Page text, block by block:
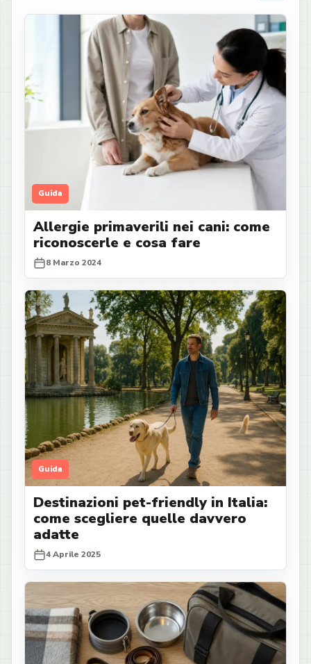
Guida
Allergie primaverili nei cani: come
riconoscerle e cosa fare
8 Marzo 2024
Guida
Destinazioni pet-friendly in Italia:
come scegliere quelle davvero
adatte
4 Aprile 2025